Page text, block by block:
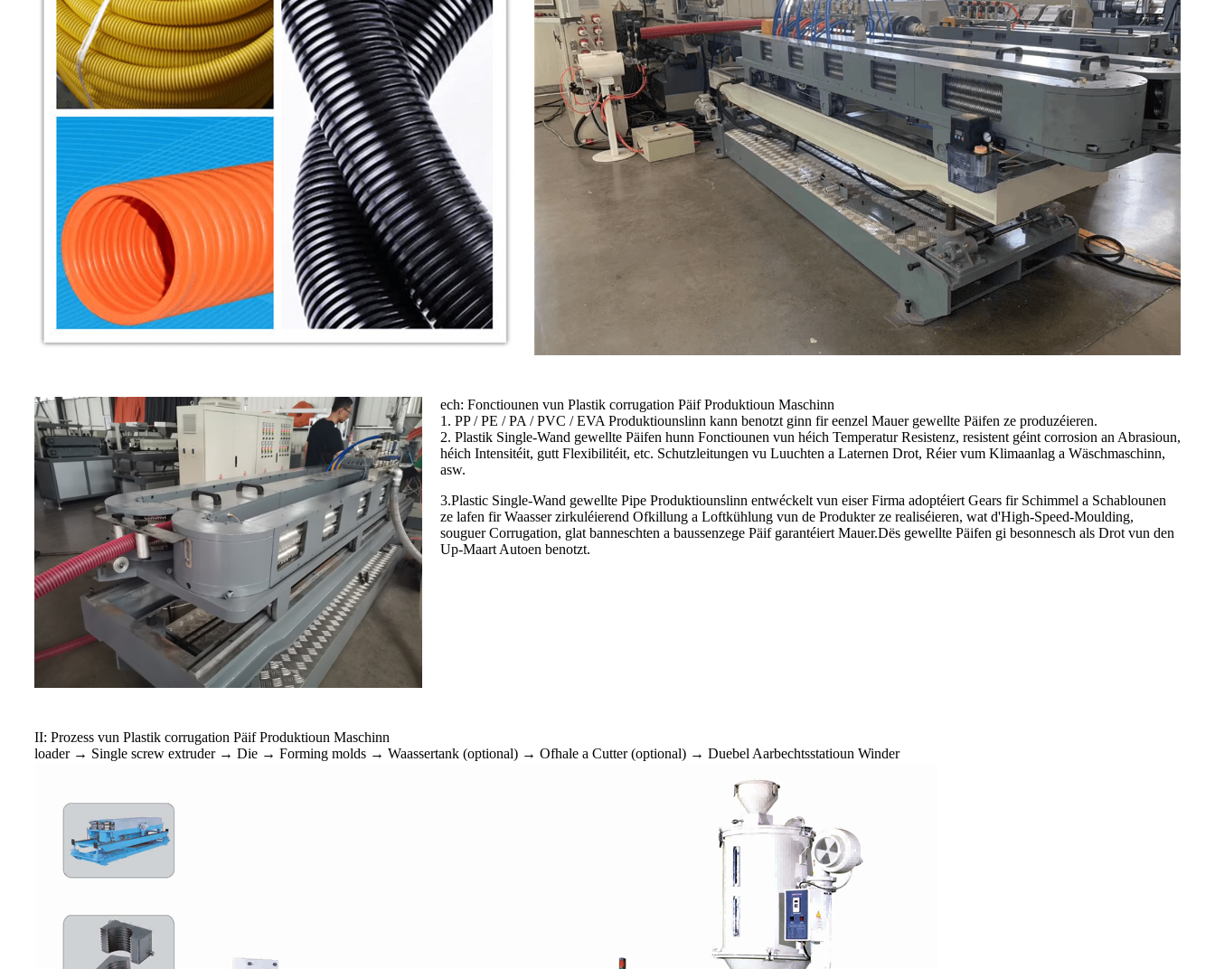
ech: Fonctiounen vun Plastik corrugation Päif Produktioun Maschinn
1. PP / PE / PA / PVC / EVA Produktiounslinn kann benotzt ginn fir eenzel Mauer gewellte Päifen ze produzéieren.
2. Plastik Single-Wand gewellte Päifen hunn Fonctiounen vun héich Temperatur Resistenz, resistent géint corrosion an Abrasioun,
héich Intensitéit, gutt Flexibilitéit, etc. Schutzleitungen vu Luuchten a Laternen Drot, Réier vum Klimaanlag a Wäschmaschinn,
asw.
3.Plastic Single-Wand gewellte Pipe Produktiounslinn entwéckelt vun eiser Firma adoptéiert Gears fir Schimmel a Schablounen
ze lafen fir Waasser zirkuléierend Ofkillung a Loftkühlung vun de Produkter ze realiséieren, wat d'High-Speed-Moulding,
souguer Corrugation, glat banneschten a baussenzege Päif garantéiert Mauer.Dës gewellte Päifen gi besonnesch als Drot vun den
Up-Maart Autoen benotzt.
II: Prozess vun Plastik corrugation Päif Produktioun Maschinn
loader → Single screw extruder → Die → Forming molds → Waassertank (optional) → Ofhale a Cutter (optional) → Duebel Aarbechtsstatioun Winder